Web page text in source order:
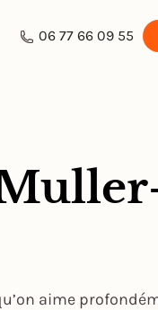
06 77 66 09 55
aime